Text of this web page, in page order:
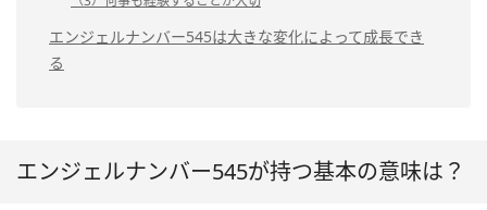
エンジェルナンバー545は大きな変化によって成長でき
る
エンジェルナンバー545が持つ基本の意味は？